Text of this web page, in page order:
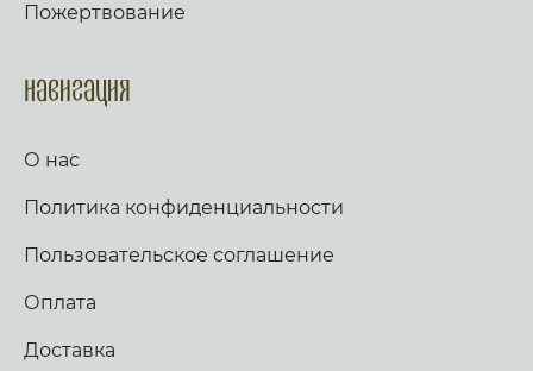
Пожертвование
Навигация
О нас
Политика конфиденциальности
Пользовательское соглашение
Оплата
Доставка